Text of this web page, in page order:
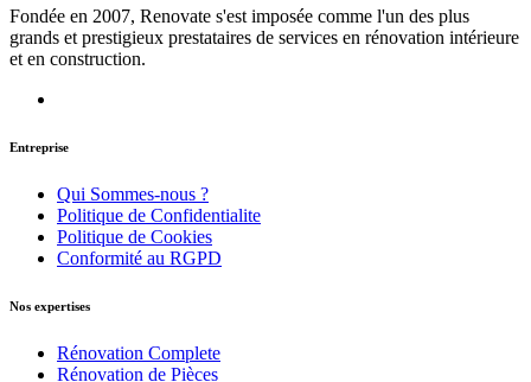
Fondée en 2007, Renovate s'est imposée comme l'un des plus
grands et prestigieux prestataires de services en rénovation intérieure
et en construction.
Entreprise
Qui Sommes-nous ?
Роlіtіquе dе Соnfіdеntіаlіtе
Politique de Cookies
Соnfоrmіté аu RGРD
Nos expertises
Rénovation Complete
Rénovation de Pièces